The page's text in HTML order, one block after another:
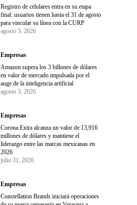
Registro de celulares entra en su etapa
final: usuarios tienen hasta el 31 de agosto
para vincular su línea con la CURP
agosto 3, 2026
Empresas
Amazon supera los 3 billones de dólares
en valor de mercado impulsada por el
auge de la inteligencia artificial
agosto 3, 2026
Empresas
Corona Extra alcanza un valor de 13,916
millones de dólares y mantiene el
liderazgo entre las marcas mexicanas en
2026
julio 31, 2026
Empresas
Constellation Brands iniciará operaciones